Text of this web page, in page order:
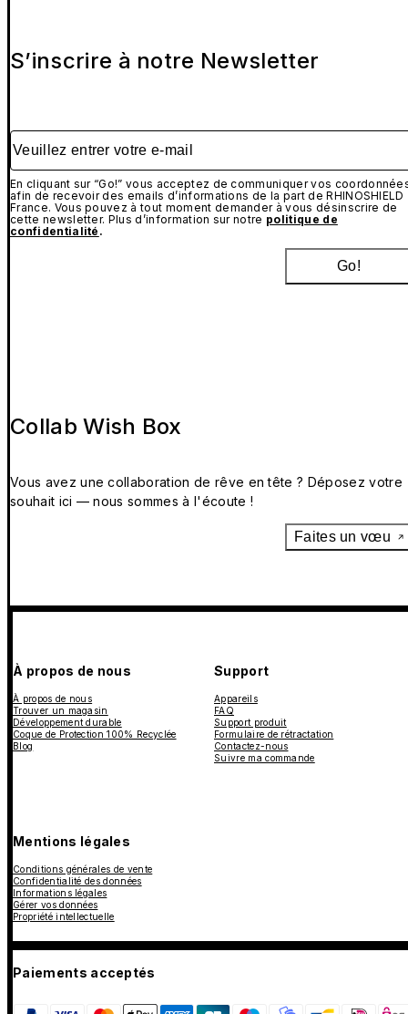
S’inscrire à notre Newsletter
Veuillez entrer votre e-mail
En cliquant sur “Go!” vous acceptez de communiquer vos
afin de recevoir des emails d’informations de la part de RHINOSHIELD
France. Vous pouvez à tout moment demander à vous désinscrire de
cette newsletter. Plus d’information sur notre politique de
confidentialité .
Go!
Collab Wish Box
Vous avez une collaboration de rêve en tête ? Déposez votre
souhait ici — nous sommes à l'écoute !
Faites un vœu
À propos de nous
À propos de nous
Trouver un magasin
Développement durable
Coque de Protection 100% Recyclée
Blog
Support
Appareils
FAQ
Support produit
Formulaire de rétractation
Contactez-nous
Suivre ma commande
Mentions légales
Conditions générales de vente
Confidentialité des données
Informations légales
Gérer vos données
Propriété intellectuelle
Paiements acceptés